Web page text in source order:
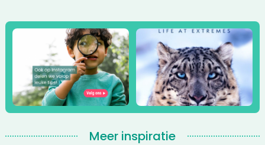
Meer inspiratie